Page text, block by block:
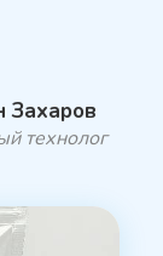
Захаров
технолог